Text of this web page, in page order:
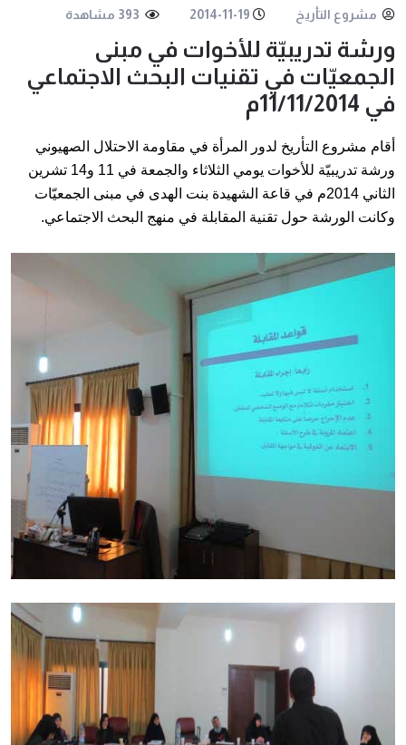
مشروع التأريخ 2014-11-19
ورشة تدريبيّة للأخوات في مبنى
الجمعيّات في تقنيات البحث الاجتماعي
في 11/11/2014م
أقام مشروع التأريخ لدور المرأة في مقاومة الاحتلال الصهيوني
ورشة تدريبيّة للأخوات يومي الثلاثاء والجمعة في 11 و14 تشرين
الثاني 2014م في قاعة الشهيدة بنت الهدى في مبنى الجمعيّات
وكانت الورشة حول تقنية المقابلة في منهج البحث الاجتماعي.